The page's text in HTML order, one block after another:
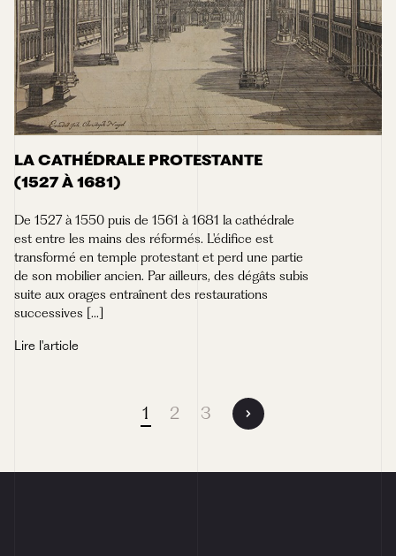
LA CATHÉDRALE PROTESTANTE
(1527 À 1681)
De 1527 à 1550 puis de 1561 à 1681 la cathédrale
est entre les mains des réformés. L'édifice est
transformé en temple protestant et perd une partie
de son mobilier ancien. Par ailleurs, des dégâts subis
suite aux orages entraînent des restaurations
successives [...]
Lire l'article
1 2 3